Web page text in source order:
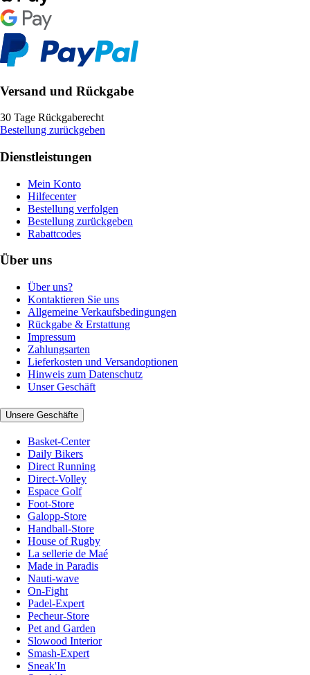
Versand und Rückgabe
30 Tage Rückgaberecht
Bestellung zurückgeben
Dienstleistungen
Mein Konto
Hilfecenter
Bestellung verfolgen
Bestellung zurückgeben
Rabattcodes
Über uns
Über uns?
Kontaktieren Sie uns
Allgemeine Verkaufsbedingungen
Rückgabe & Erstattung
Impressum
Zahlungsarten
Lieferkosten und Versandoptionen
Hinweis zum Datenschutz
Unser Geschäft
Unsere Geschäfte
Basket-Center
Daily Bikers
Direct Running
Direct-Volley
Espace Golf
Foot-Store
Galopp-Store
Handball-Store
House of Rugby
La sellerie de Maé
Made in Paradis
Nauti-wave
On-Fight
Padel-Expert
Pecheur-Store
Pet and Garden
Slowood Interior
Smash-Expert
Sneak'In